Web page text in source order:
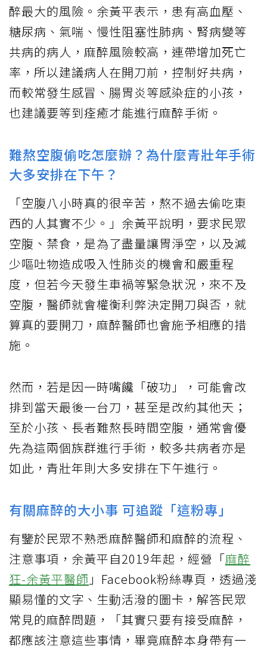
醉最大的風險。余黃平表示，患有高血壓、
糖尿病、氣喘、慢性阻塞性肺病、腎病變等
共病的病人，麻醉風險較高，連帶增加死亡
率，所以建議病人在開刀前，控制好共病，
而較常發生感冒、腸胃炎等感染症的小孩，
也建議要等到痊癒才能進行麻醉手術。
難熬空腹偷吃怎麼辦？為什麼青壯年手術
大多安排在下午？
「空腹八小時真的很辛苦，熬不過去偷吃東
西的人其實不少。」余黃平說明，要求民眾
空腹、禁食，是為了盡量讓胃淨空，以及減
少嘔吐物造成吸入性肺炎的機會和嚴重程
度，但若今天發生車禍等緊急狀況，來不及
空腹，醫師就會權衡利弊決定開刀與否，就
算真的要開刀，麻醉醫師也會施予相應的措
施。
然而，若是因一時嘴饞「破功」，可能會改
排到當天最後一台刀，甚至是改約其他天；
至於小孩、長者難熬長時間空腹，通常會優
先為這兩個族群進行手術，較多共病者亦是
如此，青壯年則大多安排在下午進行。
有關麻醉的大小事 可追蹤「這粉專」
有鑒於民眾不熟悉麻醉醫師和麻醉的流程、
注意事項，余黃平自2019年起，經營「麻醉
狂-余黃平醫師 」Facebook粉絲專頁，透過淺
顯易懂的文字、生動活潑的圖卡，解答民眾
常見的麻醉問題，「其實只要有接受麻醉，
都應該注意這些事情，畢竟麻醉本身帶有一